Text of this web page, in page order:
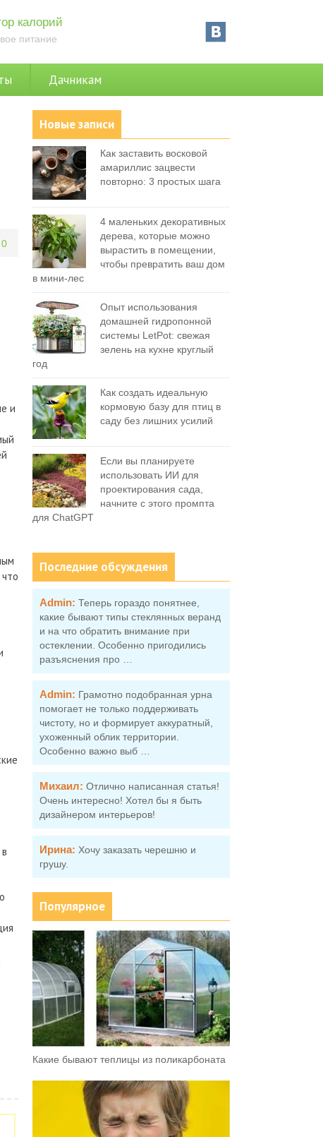
калорий
питание
Дачникам
0
и
Новые записи
Как заставить восковой
амариллис зацвести
повторно: 3 простых шага
4 маленьких декоративных
дерева, которые можно
вырастить в помещении,
чтобы превратить ваш дом
в мини-лес
Опыт использования
домашней гидропонной
системы LetPot: свежая
зелень на кухне круглый
год
Как создать идеальную
кормовую базу для птиц в
саду без лишних усилий
Если вы планируете
использовать ИИ для
проектирования сада,
начните с этого промпта
для ChatGPT
Последние обсуждения
Admin: Теперь гораздо понятнее,
какие бывают типы стеклянных веранд
и на что обратить внимание при
остеклении. Особенно пригодились
разъяснения про …
Admin: Грамотно подобранная урна
помогает не только поддерживать
чистоту, но и формирует аккуратный,
ухоженный облик территории.
Особенно важно выб …
Михаил: Отлично написанная статья!
Очень интересно! Хотел бы я быть
дизайнером интерьеров!
Ирина: Хочу заказать черешню и
грушу.
Популярное
Какие бывают теплицы из поликарбоната